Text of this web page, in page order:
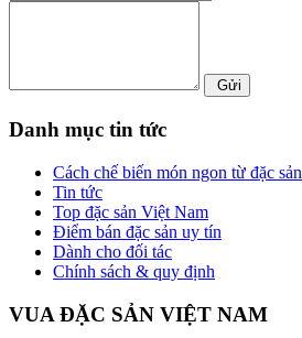
Gửi
Danh mục tin tức
Cách chế biến món ngon từ đặc sản
Tin tức
Top đặc sản Việt Nam
Điểm bán đặc sản uy tín
Dành cho đối tác
Chính sách & quy định
VUA ĐẶC SẢN VIỆT NAM